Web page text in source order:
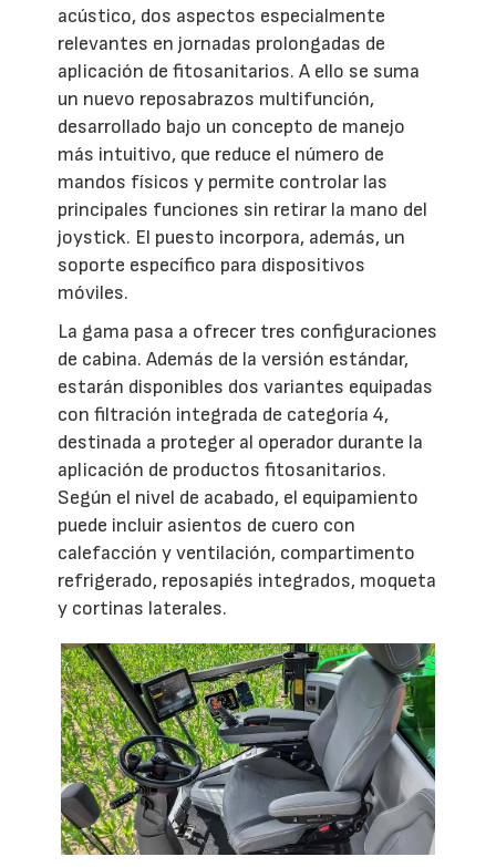
acústico, dos aspectos especialmente
relevantes en jornadas prolongadas de
aplicación de fitosanitarios. A ello se suma
un nuevo reposabrazos multifunción,
desarrollado bajo un concepto de manejo
más intuitivo, que reduce el número de
mandos físicos y permite controlar las
principales funciones sin retirar la mano del
joystick. El puesto incorpora, además, un
soporte específico para dispositivos
móviles.
La gama pasa a ofrecer tres configuraciones
de cabina. Además de la versión estándar,
estarán disponibles dos variantes equipadas
con filtración integrada de categoría 4,
destinada a proteger al operador durante la
aplicación de productos fitosanitarios.
Según el nivel de acabado, el equipamiento
puede incluir asientos de cuero con
calefacción y ventilación, compartimento
refrigerado, reposapiés integrados, moqueta
y cortinas laterales.